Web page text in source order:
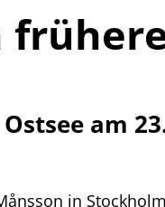
am
in